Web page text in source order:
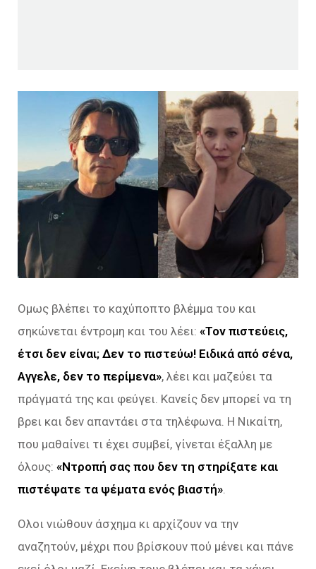
Ομως βλέπει το καχύποπτο βλέμμα του και
σηκώνεται έντρομη και του λέει: «Τον πιστεύεις,
έτσι δεν είναι; Δεν το πιστεύω! Ειδικά από σένα,
Αγγελε, δεν το περίμενα», λέει και μαζεύει τα
πράγματά της και φεύγει. Κανείς δεν μπορεί να τη
βρει και δεν απαντάει στα τηλέφωνα. Η Νικαίτη,
που μαθαίνει τι έχει συμβεί, γίνεται έξαλλη με
όλους: «Ντροπή σας που δεν τη στηρίξατε και
πιστέψατε τα ψέματα ενός βιαστή».
Ολοι νιώθουν άσχημα κι αρχίζουν να την
αναζητούν, μέχρι που βρίσκουν πού μένει και πάνε